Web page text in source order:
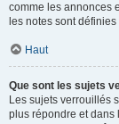
comme les annonces
les notes sont
Haut
Que sont les sujets
Les sujets verrouillés
plus répondre et dans